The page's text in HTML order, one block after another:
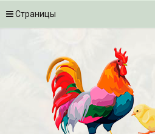
Страницы